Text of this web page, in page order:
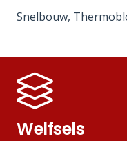
Snelbouw,
Welfsels